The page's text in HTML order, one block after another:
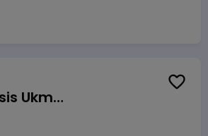
Prekių surinkėjas (-a) - pickeris, Senasis Ukmergės kelias 8, Avižieniai